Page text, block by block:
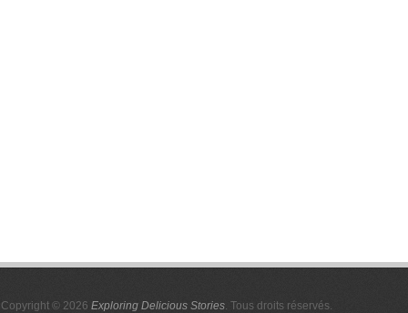
Copyright © 2026 Exploring Delicious Stories. Tous droits réservés.